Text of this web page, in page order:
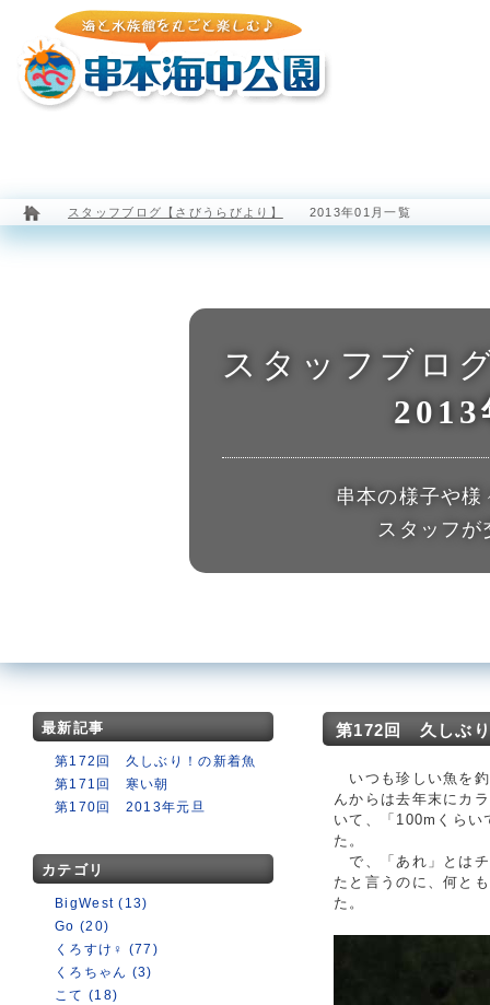
スタッフブログ【さびうらびより】 2013年01月一覧
スタッフブロ
2013
串本の様子や
スタッフが
最新記事
第172回 久しぶり！の新着魚
第171回 寒い朝
第170回 2013年元旦
カテゴリ
BigWest (13)
Go (20)
くろすけ♀ (77)
くろちゃん (3)
こて (18)
第172回 久しぶ
いつも珍しい魚を
んからは去年末にカ
いて、「100mくらい
た。
で、「あれ」とは
たと言うのに、何と
た。